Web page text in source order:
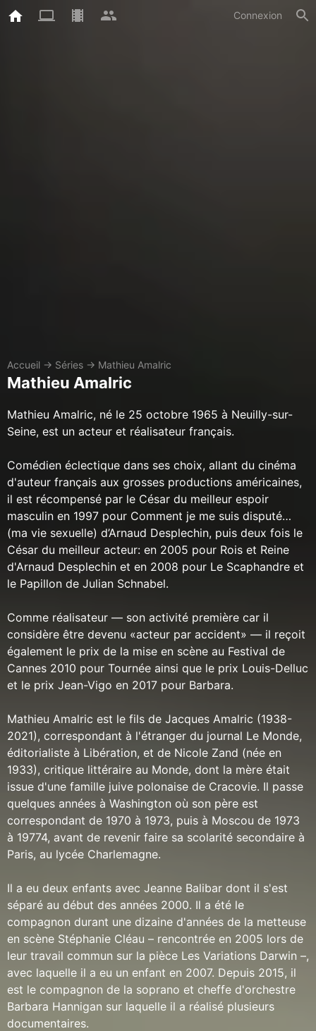
Connexion
Accueil → Séries → Mathieu Amalric
Mathieu Amalric
Mathieu Amalric, né le 25 octobre 1965 à Neuilly-sur-
Seine, est un acteur et réalisateur français.
Comédien éclectique dans ses choix, allant du cinéma
d'auteur français aux grosses productions américaines,
il est récompensé par le César du meilleur espoir
masculin en 1997 pour Comment je me suis disputé…
(ma vie sexuelle) d’Arnaud Desplechin, puis deux fois le
César du meilleur acteur: en 2005 pour Rois et Reine
d'Arnaud Desplechin et en 2008 pour Le Scaphandre et
le Papillon de Julian Schnabel.
Comme réalisateur — son activité première car il
considère être devenu «acteur par accident» — il reçoit
également le prix de la mise en scène au Festival de
Cannes 2010 pour Tournée ainsi que le prix Louis-Delluc
et le prix Jean-Vigo en 2017 pour Barbara.
Mathieu Amalric est le fils de Jacques Amalric (1938-
2021), correspondant à l'étranger du journal Le Monde,
éditorialiste à Libération, et de Nicole Zand (née en
1933), critique littéraire au Monde, dont la mère était
issue d'une famille juive polonaise de Cracovie. Il passe
quelques années à Washington où son père est
correspondant de 1970 à 1973, puis à Moscou de 1973
à 19774, avant de revenir faire sa scolarité secondaire à
Paris, au lycée Charlemagne.
Il a eu deux enfants avec Jeanne Balibar dont il s'est
séparé au début des années 2000. Il a été le
compagnon durant une dizaine d'années de la metteuse
en scène Stéphanie Cléau – rencontrée en 2005 lors de
leur travail commun sur la pièce Les Variations Darwin –,
avec laquelle il a eu un enfant en 2007. Depuis 2015, il
est le compagnon de la soprano et cheffe d'orchestre
Barbara Hannigan sur laquelle il a réalisé plusieurs
documentaires.